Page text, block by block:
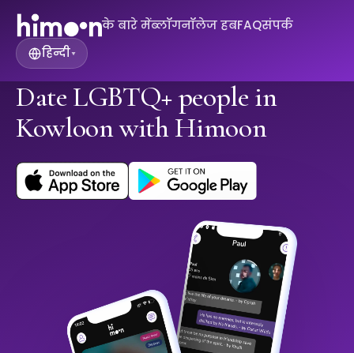
के बारे मेंब्लॉगनॉलेज हबFAQसंपर्क
हिन्दी▾
Date LGBTQ+ people in
Kowloon with Himoon